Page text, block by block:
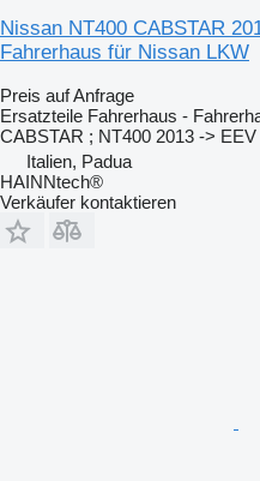
Nissan NT400 CABSTAR
Fahrerhaus für Nissan LKW
Preis auf Anfrage
Ersatzteile Fahrerhaus -
CABSTAR ; NT400 2013 ->
Italien, Padua
HAINNtech®
Verkäufer kontaktieren